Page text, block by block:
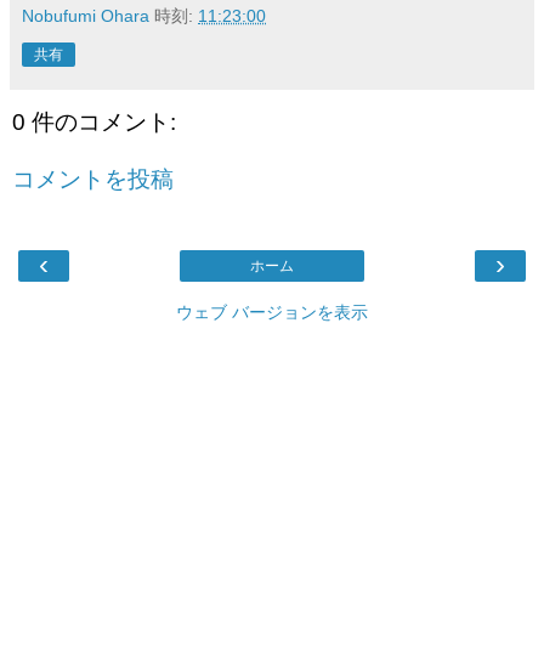
Nobufumi Ohara 時刻: 11:23:00
共有
0 件のコメント:
コメントを投稿
‹ ›
ホーム
ウェブ バージョンを表示